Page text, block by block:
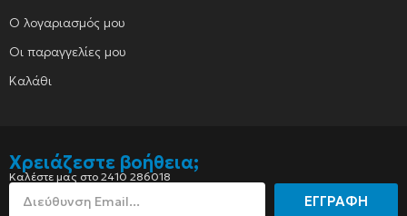
Ο λογαριασμός μου
Οι παραγγελίες μου
Καλάθι
Χρειάζεστε βοήθεια;
Καλέστε μας στο 2410 286018
ΕΓΓΡΑΦΗ